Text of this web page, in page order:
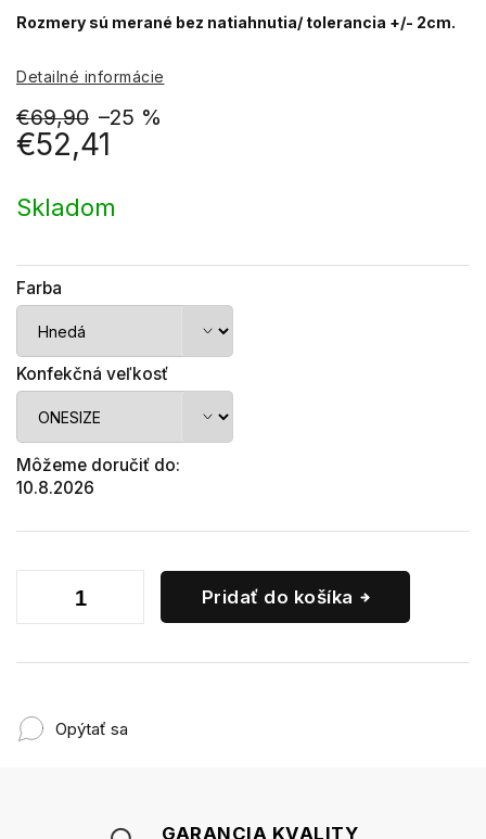
€69,90 –25 %
€52,41
cena:
Skladom
Farba
Konfekčná veľkosť
Môžeme doručiť do:
10.8.2026
Pridať do košíka
Rozmery sú merané bez natiahnutia/ tolerancia +/- 2cm.
Detailné informácie
Opýtať sa
GARANCIA KVALITY